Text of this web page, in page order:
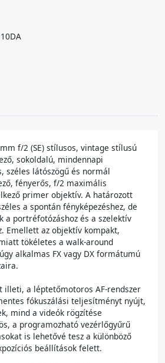
f/2 (SE) stílusos, vintage stílusú
sokoldalú, mindennapi
széles látószögű és normál
fényerős, f/2 maximális
primer objektív. A határozott
a spontán fényképezéshez, de
a portréfotózáshoz és a szelektív
Emellett az objektív kompakt,
tökéletes a walk-around
alkalmas FX vagy DX formátumú
illeti, a léptetőmotoros AF-rendszer
fókuszálási teljesítményt nyújt,
mind a videók rögzítése
a programozható vezérlőgyűrű
is lehetővé tesz a különböző
beállítások felett.